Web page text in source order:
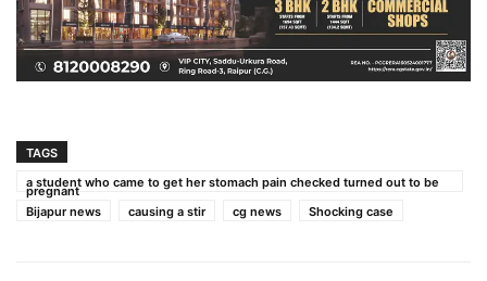
TAGS
a student who came to get her stomach pain checked turned out to be
pregnant
Bijapur news
causing a stir cg news Shocking case